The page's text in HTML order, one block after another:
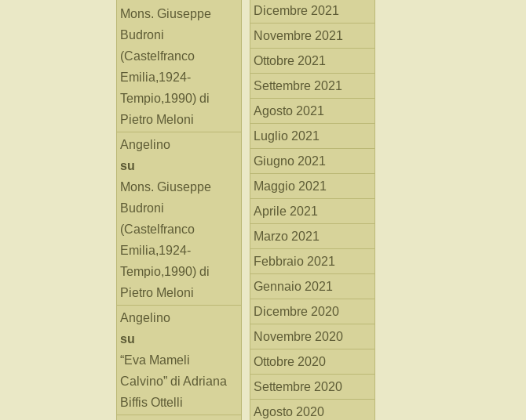
Mons. Giuseppe
Budroni
(Castelfranco
Emilia,1924-
Tempio,1990) di
Pietro Meloni
Angelino
su
Mons. Giuseppe
Budroni
(Castelfranco
Emilia,1924-
Tempio,1990) di
Pietro Meloni
Angelino
su
“Eva Mameli
Calvino” di Adriana
Biffis Ottelli
Dicembre 2021
Novembre 2021
Ottobre 2021
Settembre 2021
Agosto 2021
Luglio 2021
Giugno 2021
Maggio 2021
Aprile 2021
Marzo 2021
Febbraio 2021
Gennaio 2021
Dicembre 2020
Novembre 2020
Ottobre 2020
Settembre 2020
Agosto 2020